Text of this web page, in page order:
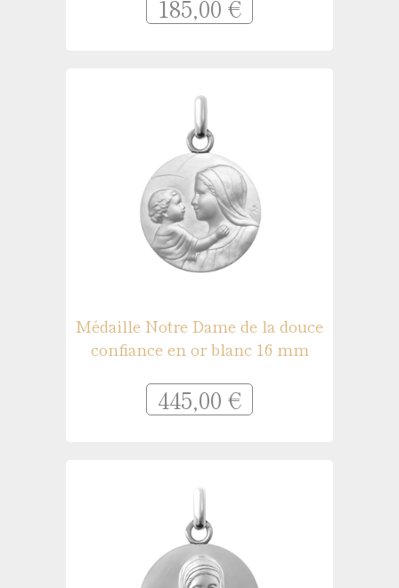
185,00 €
Médaille Notre Dame de la douce
confiance en or blanc 16 mm
445,00 €